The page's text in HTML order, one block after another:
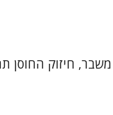
משבר, חיזוק